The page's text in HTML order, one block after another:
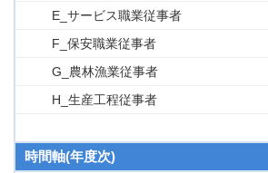
E_サービス職業従事者
F_保安職業従事者
G_農林漁業従事者
H_生産工程従事者
時間軸(年度次)